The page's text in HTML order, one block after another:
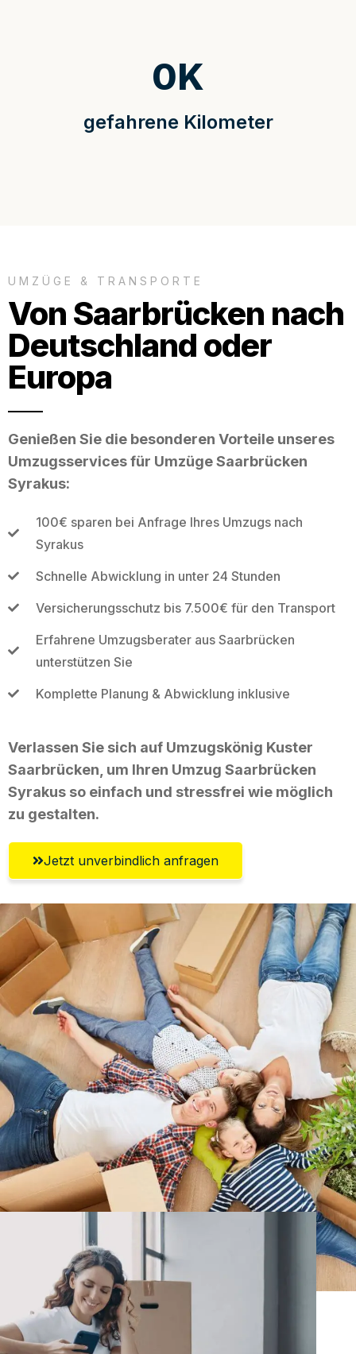
gefahrene Kilometer
0K
UMZÜGE & TRANSPORTE
Von Saarbrücken nach
Deutschland oder
Europa
Genießen Sie die besonderen Vorteile unseres
Umzugsservices für Umzüge Saarbrücken
Syrakus:
100€ sparen bei Anfrage Ihres Umzugs nach
Syrakus
Schnelle Abwicklung in unter 24 Stunden
Versicherungsschutz bis 7.500€ für den Transport
Erfahrene Umzugsberater aus Saarbrücken
unterstützen Sie
Komplette Planung & Abwicklung inklusive
Verlassen Sie sich auf Umzugskönig Kuster
Saarbrücken, um Ihren Umzug Saarbrücken
Syrakus so einfach und stressfrei wie möglich
zu gestalten.
Jetzt unverbindlich anfragen